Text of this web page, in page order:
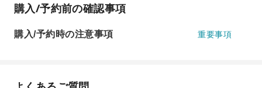
購入/予約前の確認事項
購入/予約時の注意事項 重要事項